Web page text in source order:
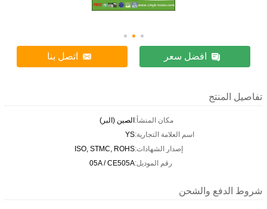
افضل سعر اتصل بنا
تفاصيل المنتج
مكان المنشأ:الصين (البر)
اسم العلامة التجارية:YS
إصدار الشهادات:ISO, STMC, ROHS
رقم الموديل:05A / CE505A
شروط الدفع والشحن